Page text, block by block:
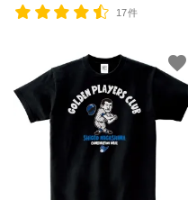
17件
favorite